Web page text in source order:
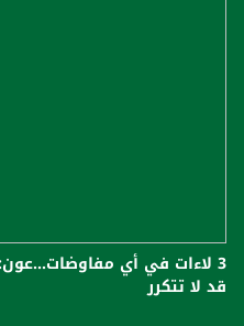
3 لاءات في أي
قد لا تتكرر